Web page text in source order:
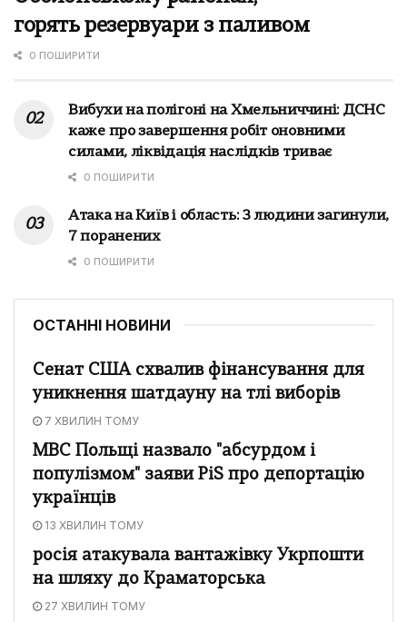
горять резервуари з паливом
0 ПОШИРИТИ
Вибухи на полігоні на Хмельниччині: ДСНС
каже про завершення робіт оновними
силами, ліквідація наслідків триває
0 ПОШИРИТИ
Атака на Київ і область: 3 людини загинули,
7 поранених
0 ПОШИРИТИ
ОСТАННІ НОВИНИ
Сенат США схвалив фінансування для
уникнення шатдауну на тлі виборів
7 ХВИЛИН ТОМУ
МВС Польщі назвало "абсурдом і
популізмом" заяви PiS про депортацію
українців
13 ХВИЛИН ТОМУ
росія атакувала вантажівку Укрпошти
на шляху до Краматорська
27 ХВИЛИН ТОМУ